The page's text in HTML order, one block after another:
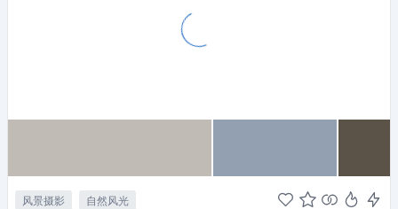
风景摄影 自然风光